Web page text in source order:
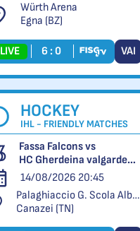
Würth Arena
Egna (BZ)
LIVE 6 : 0 VAI
HOCKEY
IHL - FRIENDLY MATCHES
Fassa Falcons vs
HC Gherdeina valgardena.it
14/08/2026 20:45
Palaghiaccio G. Scola Alba di Canazei
Canazei (TN)